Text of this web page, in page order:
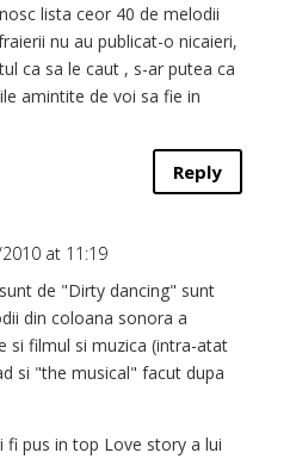
lista ceor 40 de melodii
nu au publicat-o nicaieri,
ca sa le caut , s-ar putea ca
amintite de voi sa fie in
Reply
at 11:19
de "Dirty dancing" sunt
din coloana sonora a
si filmul si muzica (intra-atat
si "the musical" facut dupa
fi pus in top Love story a lui